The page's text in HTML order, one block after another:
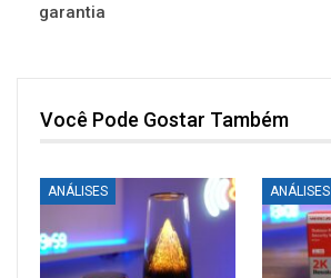
garantia
Você Pode Gostar Também
ANÁLISES ANÁLISES